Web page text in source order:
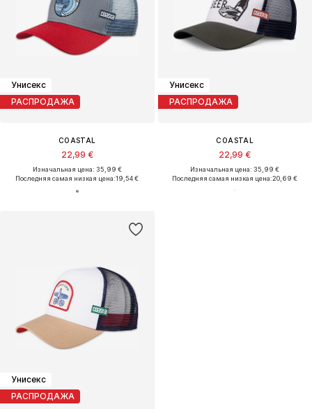
Унисекс
РАСПРОДАЖА
COASTAL
22,99 €
Изначальная цена: 35,99 €
Последняя самая низкая цена:19,54 €
Унисекс
РАСПРОДАЖА
COASTAL
22,99 €
Изначальная цена: 35,99 €
Последняя самая низкая цена:20,69 €
Унисекс
РАСПРОДАЖА